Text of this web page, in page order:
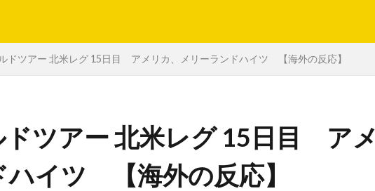
ドツアー 北米レグ 15日目 アメリカ、メリーランドハイツ 【海外の反応】
ドツアー 北米レグ 15日目 アメ
ハイツ 【海外の反応】